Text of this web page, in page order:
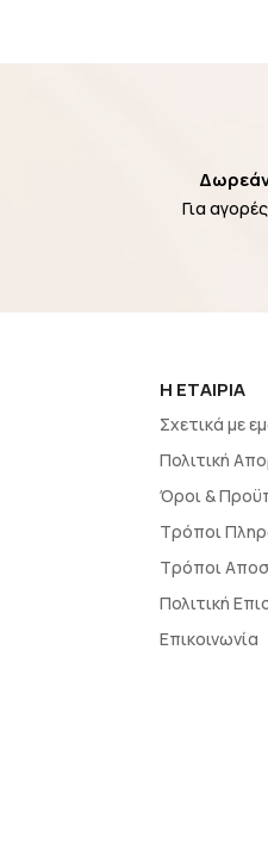
Για
H EΤΑΙΡΙΑ
Σχετικά με
Πολιτική
Όροι &
Τρόποι
Τρόποι
Πολιτική
Επικοινωνία